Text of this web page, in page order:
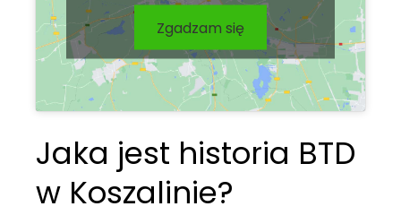
Zgadzam się
Jaka jest historia BTD
w Koszalinie?